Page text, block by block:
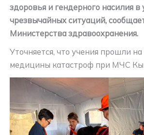
здоровья и гендерного насилия в
чрезвычайных ситуаций,
Министерства здравоохранения.
Уточняется, что учения прошли
медицины катастроф при МЧС